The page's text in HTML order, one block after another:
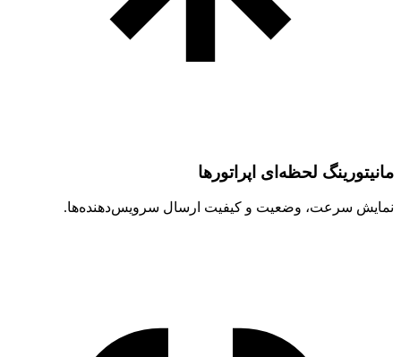
مانیتورینگ لحظه‌ای اپراتورها
نمایش سرعت، وضعیت و کیفیت ارسال سرویس‌دهنده‌ها.